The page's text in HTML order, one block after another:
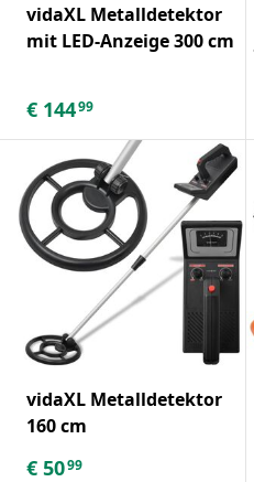
vidaXL Metalldetektor
mit LED-Anzeige 300 cm
€ 14499
vidaXL Metalldetektor
160 cm
€ 5099